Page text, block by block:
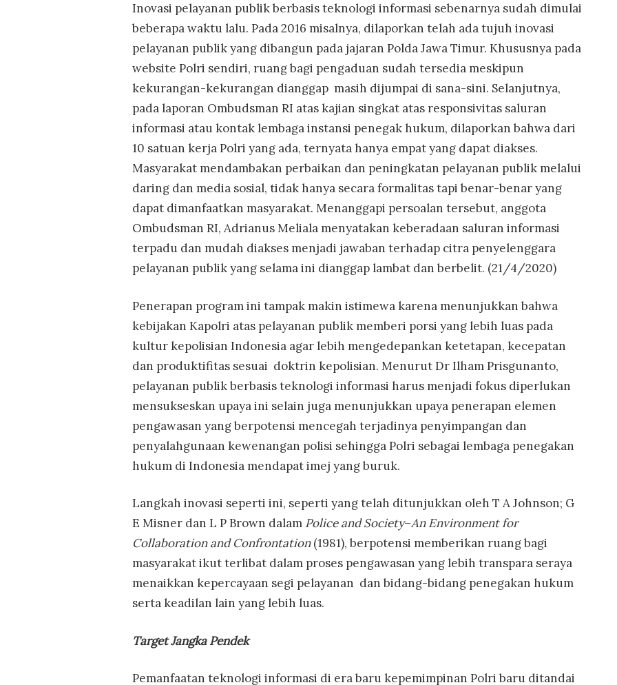
Inovasi pelayanan publik berbasis teknologi informasi sebenarnya sudah dimulai
beberapa waktu lalu. Pada 2016 misalnya, dilaporkan telah ada tujuh inovasi
pelayanan publik yang dibangun pada jajaran Polda Jawa Timur. Khususnya pada
website Polri sendiri, ruang bagi pengaduan sudah tersedia meskipun
kekurangan-kekurangan dianggap masih dijumpai di sana-sini. Selanjutnya,
pada laporan Ombudsman RI atas kajian singkat atas responsivitas saluran
informasi atau kontak lembaga instansi penegak hukum, dilaporkan bahwa dari
10 satuan kerja Polri yang ada, ternyata hanya empat yang dapat diakses.
Masyarakat mendambakan perbaikan dan peningkatan pelayanan publik melalui
daring dan media sosial, tidak hanya secara formalitas tapi benar-benar yang
dapat dimanfaatkan masyarakat. Menanggapi persoalan tersebut, anggota
Ombudsman RI, Adrianus Meliala menyatakan keberadaan saluran informasi
terpadu dan mudah diakses menjadi jawaban terhadap citra penyelenggara
pelayanan publik yang selama ini dianggap lambat dan berbelit. (21/4/2020)
Penerapan program ini tampak makin istimewa karena menunjukkan bahwa
kebijakan Kapolri atas pelayanan publik memberi porsi yang lebih luas pada
kultur kepolisian Indonesia agar lebih mengedepankan ketetapan, kecepatan
dan produktifitas sesuai doktrin kepolisian. Menurut Dr Ilham Prisgunanto,
pelayanan publik berbasis teknologi informasi harus menjadi fokus diperlukan
mensukseskan upaya ini selain juga menunjukkan upaya penerapan elemen
pengawasan yang berpotensi mencegah terjadinya penyimpangan dan
penyalahgunaan kewenangan polisi sehingga Polri sebagai lembaga penegakan
hukum di Indonesia mendapat imej yang buruk.
Langkah inovasi seperti ini, seperti yang telah ditunjukkan oleh T A Johnson; G
E Misner dan L P Brown dalam Police and Society–An Environment for
Collaboration and Confrontation(1981), berpotensi memberikan ruang bagi
masyarakat ikut terlibat dalam proses pengawasan yang lebih transpara seraya
menaikkan kepercayaan segi pelayanan dan bidang-bidang penegakan hukum
serta keadilan lain yang lebih luas.
Target Jangka Pendek
Pemanfaatan teknologi informasi di era baru kepemimpinan Polri baru ditandai